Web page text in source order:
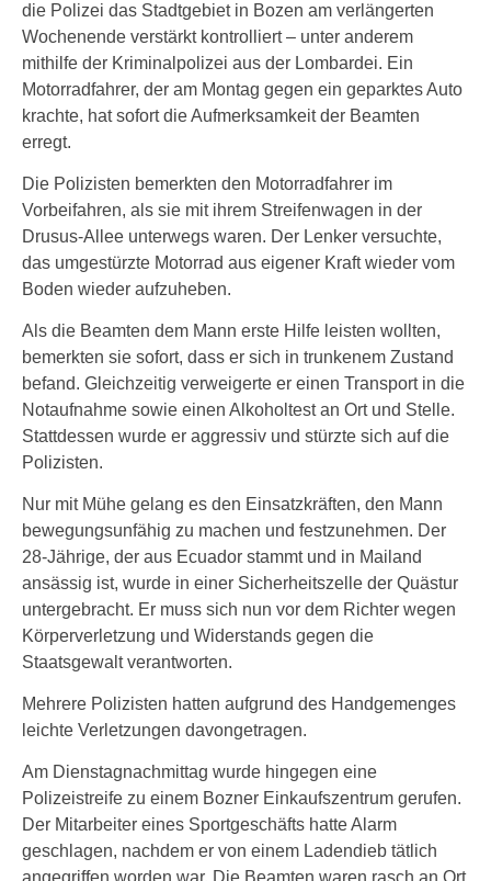
die Polizei das Stadtgebiet in Bozen am verlängerten
Wochenende verstärkt kontrolliert – unter anderem
mithilfe der Kriminalpolizei aus der Lombardei. Ein
Motorradfahrer, der am Montag gegen ein geparktes Auto
krachte, hat sofort die Aufmerksamkeit der Beamten
erregt.
Die Polizisten bemerkten den Motorradfahrer im
Vorbeifahren, als sie mit ihrem Streifenwagen in der
Drusus-Allee unterwegs waren. Der Lenker versuchte,
das umgestürzte Motorrad aus eigener Kraft wieder vom
Boden wieder aufzuheben.
Als die Beamten dem Mann erste Hilfe leisten wollten,
bemerkten sie sofort, dass er sich in trunkenem Zustand
befand. Gleichzeitig verweigerte er einen Transport in die
Notaufnahme sowie einen Alkoholtest an Ort und Stelle.
Stattdessen wurde er aggressiv und stürzte sich auf die
Polizisten.
Nur mit Mühe gelang es den Einsatzkräften, den Mann
bewegungsunfähig zu machen und festzunehmen. Der
28-Jährige, der aus Ecuador stammt und in Mailand
ansässig ist, wurde in einer Sicherheitszelle der Quästur
untergebracht. Er muss sich nun vor dem Richter wegen
Körperverletzung und Widerstands gegen die
Staatsgewalt verantworten.
Mehrere Polizisten hatten aufgrund des Handgemenges
leichte Verletzungen davongetragen.
Am Dienstagnachmittag wurde hingegen eine
Polizeistreife zu einem Bozner Einkaufszentrum gerufen.
Der Mitarbeiter eines Sportgeschäfts hatte Alarm
geschlagen, nachdem er von einem Ladendieb tätlich
angegriffen worden war. Die Beamten waren rasch an Ort